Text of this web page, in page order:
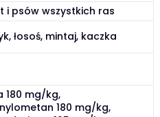
i psów wszystkich ras
łosoś, mintaj, kaczka
180 mg/kg,
180 mg/kg,